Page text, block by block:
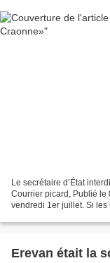
Le secrétaire d’État
Courrier picard, Publié le
vendredi 1er juillet. Si
Erevan était la